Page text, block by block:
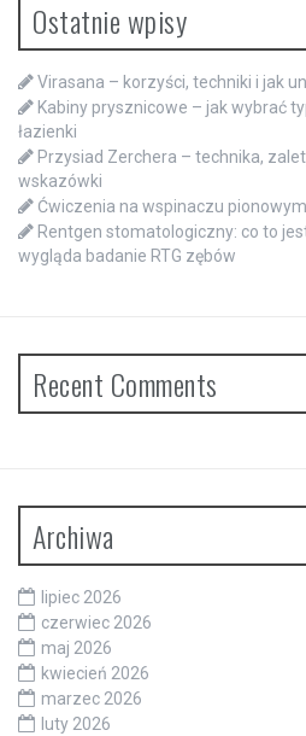
Ostatnie wpisy
Virasana – korzyści, techniki i jak
Kabiny prysznicowe – jak wybrać
łazienki
Przysiad Zerchera – technika,
wskazówki
Ćwiczenia na wspinaczu
Rentgen stomatologiczny: co to
wygląda badanie RTG zębów
Recent Comments
Archiwa
lipiec 2026
czerwiec 2026
maj 2026
kwiecień 2026
marzec 2026
luty 2026